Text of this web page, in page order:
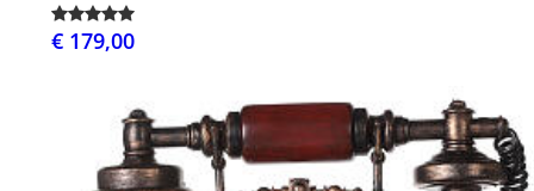
€ 179,00